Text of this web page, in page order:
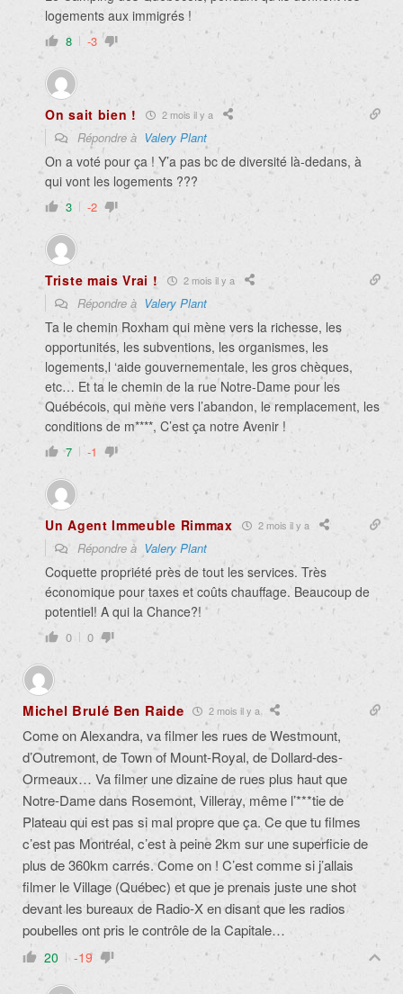
logements aux immigrés !
8 -3
On sait bien ! 2 mois il y a
Répondre à Valery Plant
On a voté pour ça ! Y’a pas bc de diversité là-dedans, à
qui vont les logements ???
3 -2
Triste mais Vrai ! 2 mois il y a
Répondre à Valery Plant
Ta le chemin Roxham qui mène vers la richesse, les
opportunités, les subventions, les organismes, les
logements,l ‘aide gouvernementale, les gros chèques,
etc… Et ta le chemin de la rue Notre-Dame pour les
Québécois, qui mène vers l’abandon, le remplacement, les
conditions de m****, C’est ça notre Avenir !
7 -1
Un Agent Immeuble Rimmax 2 mois il y a
Répondre à Valery Plant
Coquette propriété près de tout les services. Très
économique pour taxes et coûts chauffage. Beaucoup de
potentiel! A qui la Chance?!
0 0
Michel Brulé Ben Raide 2 mois il y a
Come on Alexandra, va filmer les rues de Westmount,
d’Outremont, de Town of Mount-Royal, de Dollard-des-
Ormeaux… Va filmer une dizaine de rues plus haut que
Notre-Dame dans Rosemont, Villeray, même l’***tie de
Plateau qui est pas si mal propre que ça. Ce que tu filmes
c’est pas Montréal, c’est à peine 2km sur une superficie de
plus de 360km carrés. Come on ! C’est comme si j’allais
filmer le Village (Québec) et que je prenais juste une shot
devant les bureaux de Radio-X en disant que les radios
poubelles ont pris le contrôle de la Capitale…
20 -19